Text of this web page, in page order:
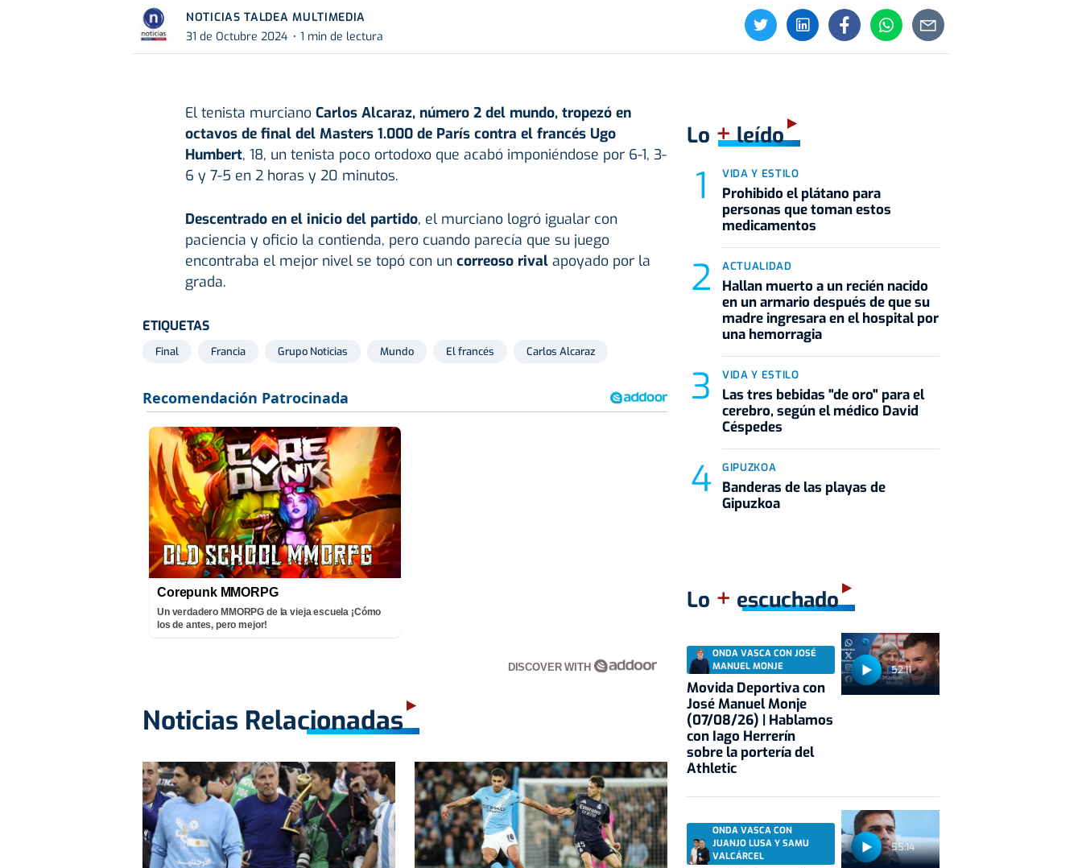
NOTICIAS TALDEA MULTIMEDIA
31 de Octubre 2024
1 min de lectura
El tenista murciano Carlos Alcaraz, número 2 del mundo, tropezó en
octavos de final del Masters 1.000 de París contra el francés Ugo
Humbert, 18, un tenista poco ortodoxo que acabó imponiéndose por 6-1, 3-
6 y 7-5 en 2 horas y 20 minutos.
Descentrado en el inicio del partido, el murciano logró igualar con
paciencia y oficio la contienda, pero cuando parecía que su juego
encontraba el mejor nivel se topó con un correoso rivalapoyado por la
grada.
ETIQUETAS
Final Francia Grupo Noticias Mundo El francés Carlos Alcaraz
Corepunk MMORPG
Un verdadero MMORPG de la vieja escuela ¡Cómo
los de antes, pero mejor!
DISCOVER WITH
Noticias Relacionadas
Lo +leído
VIDA Y ESTILO
Prohibido el plátano para
personas que toman estos
medicamentos
ACTUALIDAD
Hallan muerto a un recién nacido
en un armario después de que su
madre ingresara en el hospital por
una hemorragia
VIDA Y ESTILO
Las tres bebidas "de oro" para el
cerebro, según el médico David
Céspedes
GIPUZKOA
Banderas de las playas de
Gipuzkoa
Lo + escuchado
52:11
ONDA VASCA CON JOSÉ
MANUEL MONJE
Movida Deportiva con
José Manuel Monje
(07/08/26) | Hablamos
con Iago Herrerín
sobre la portería del
Athletic
55:14
ONDA VASCA CON
JUANJO LUSA Y SAMU
VALCÁRCEL